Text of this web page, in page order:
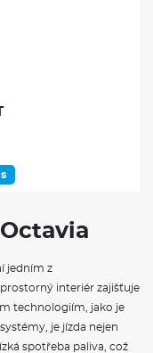
7J × 17" ET46
jedním z
interiér zajišťuje
technologiím, jako je
je jízda nejen
spotřeba paliva, což